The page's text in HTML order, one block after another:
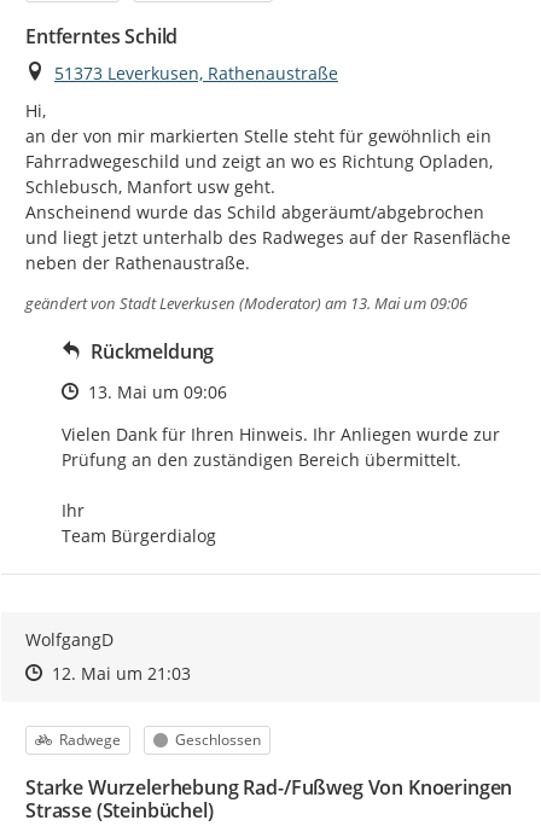
Entferntes Schild
Ort
51373 Leverkusen, Rathenaustraße
Hi,
an der von mir markierten Stelle steht für gewöhnlich ein
Fahrradwegeschild und zeigt an wo es Richtung Opladen,
Schlebusch, Manfort usw geht.
Anscheinend wurde das Schild abgeräumt/abgebrochen
und liegt jetzt unterhalb des Radweges auf der Rasenfläche
neben der Rathenaustraße.
geändert von Stadt Leverkusen (Moderator)am 13. Mai um 09:06
Rückmeldung
Zeitpunkt des Erstellens
13. Mai um 09:06
Vielen Dank für Ihren Hinweis. Ihr Anliegen wurde zur
Prüfung an den zuständigen Bereich übermittelt.
Ihr
Team Bürgerdialog
WolfgangD
Zeitpunkt des Erstellens
Zeitpunkt des Erstellens
12. Mai um 21:03Zur Äußerung
Kategorie
Radwege Status
Geschlossen
Starke Wurzelerhebung Rad-/Fußweg Von Knoeringen
Strasse (Steinbüchel)